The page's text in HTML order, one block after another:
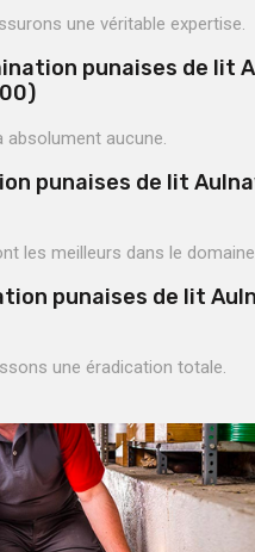
une véritable expertise.
punaises de lit
absolument aucune.
punaises de lit
les meilleurs dans le
punaises de lit
une éradication totale.